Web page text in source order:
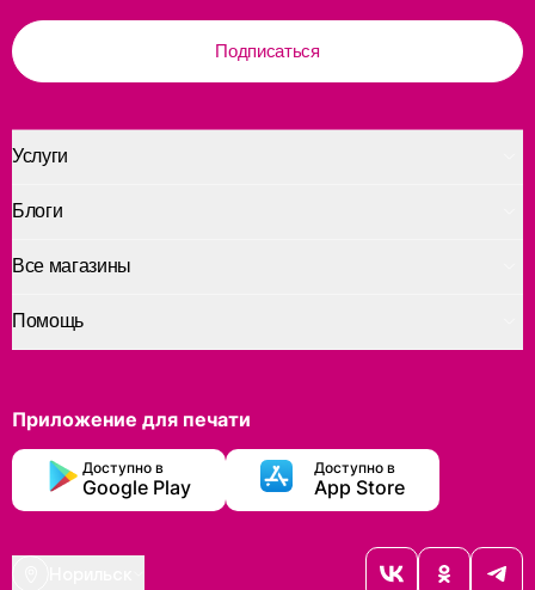
Подписаться
Услуги
Помощь
Блоги
Все магазины
Приложение для печати
Доступно в
Google Play
Доступно в
App Store